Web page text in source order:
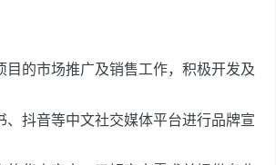
目的市场推广及销售工作，积极开发及
、抖音等中文社交媒体平台进行品牌宣